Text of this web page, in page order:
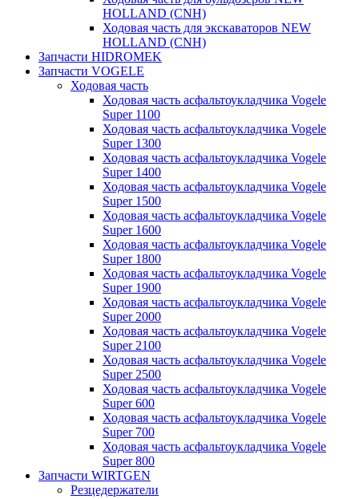
HOLLAND (CNH)
Ходовая часть для экскаваторов NEW
HOLLAND (CNH)
Запчасти HIDROMEK
Запчасти VOGELE
Ходовая часть
Ходовая часть асфальтоукладчика Vogele
Super 1100
Ходовая часть асфальтоукладчика Vogele
Super 1300
Ходовая часть асфальтоукладчика Vogele
Super 1400
Ходовая часть асфальтоукладчика Vogele
Super 1500
Ходовая часть асфальтоукладчика Vogele
Super 1600
Ходовая часть асфальтоукладчика Vogele
Super 1800
Ходовая часть асфальтоукладчика Vogele
Super 1900
Ходовая часть асфальтоукладчика Vogele
Super 2000
Ходовая часть асфальтоукладчика Vogele
Super 2100
Ходовая часть асфальтоукладчика Vogele
Super 2500
Ходовая часть асфальтоукладчика Vogele
Super 600
Ходовая часть асфальтоукладчика Vogele
Super 700
Ходовая часть асфальтоукладчика Vogele
Super 800
Запчасти WIRTGEN
Резцедержатели